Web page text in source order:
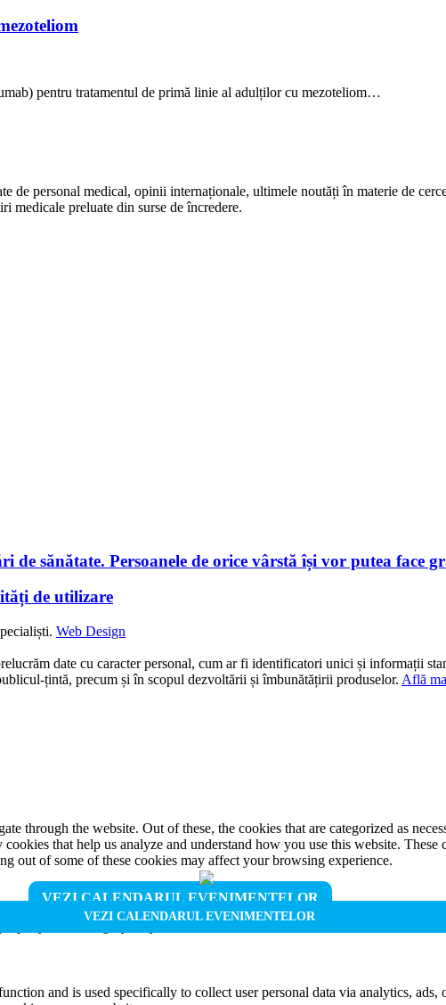
VEZI CALENDARUL EVENIMENTELOR
VEZI CALENDARUL EVENIMENTELOR
pentru tratamentul de primă linie al adulților cu mezoteliom…
de personal medical, opinii internaționale, ultimele noutăți în materie de
medicale preluate din surse de încredere.
sănătate. Persoanele de orice vârstă își vor putea face
de utilizare
Web Design
date cu caracter personal, cum ar fi identificatori unici și informații
țintă, precum și în scopul dezvoltării și îmbunătățirii produselor. Află
through the website. Out of these, the cookies that are categorized as
that help us analyze and understand how you use this website.
out of some of these cookies may affect your browsing experience.
and is used specifically to collect user personal data via analytics, ads,